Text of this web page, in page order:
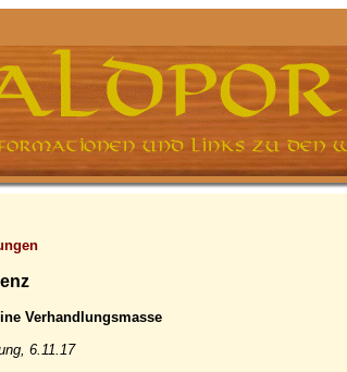
Verhandlungsmasse
6.11.17